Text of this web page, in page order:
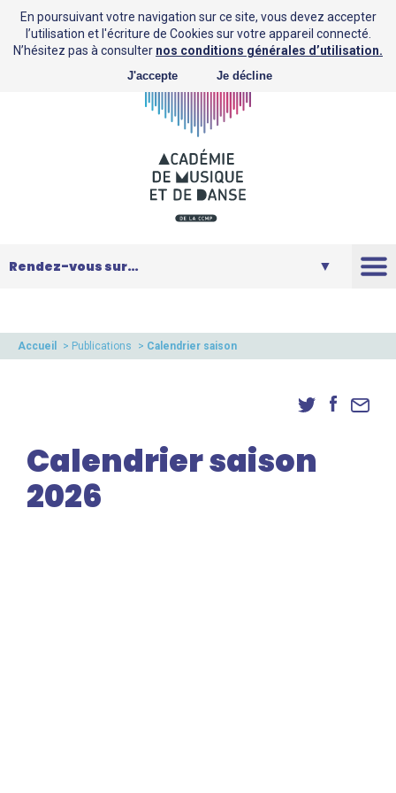
Saison
Accès élèves et familles
Accueil > Publications > Calendrier saison
Calendrier saison
2026
En poursuivant votre navigation sur ce site, vous devez accepter
l’utilisation et l'écriture de Cookies sur votre appareil connecté.
N’hésitez pas à consulter nos conditions générales d’utilisation.
J'accepte Je décline